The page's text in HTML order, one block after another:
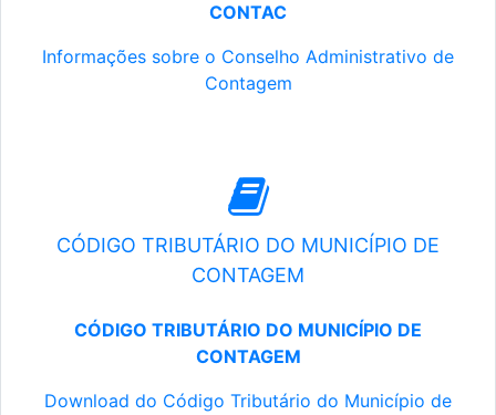
CONTAC
Informações sobre o Conselho Administrativo de
Contagem
CÓDIGO TRIBUTÁRIO DO MUNICÍPIO DE
CONTAGEM
CÓDIGO TRIBUTÁRIO DO MUNICÍPIO DE
CONTAGEM
Download do Código Tributário do Município de